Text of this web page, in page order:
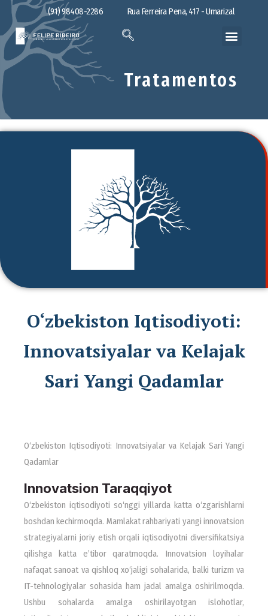
(91) 98408-2286 Rua Ferreira Pena, 417 - Umarizal
Tratamentos
O‘zbekiston Iqtisodiyoti:
Innovatsiyalar va Kelajak
Sari Yangi Qadamlar
O‘zbekiston Iqtisodiyoti: Innovatsiyalar va Kelajak Sari Yangi
Qadamlar
Innovatsion Taraqqiyot
O‘zbekiston iqtisodiyoti so‘nggi yillarda katta o‘zgarishlarni
boshdan kechirmoqda. Mamlakat rahbariyati yangi innovatsion
strategiyalarni joriy etish orqali iqtisodiyotni diversifikatsiya
qilishga katta e’tibor qaratmoqda. Innovatsion loyihalar
nafaqat sanoat va qishloq xo‘jaligi sohalarida, balki turizm va
IT-tehnologiyalar sohasida ham jadal amalga oshirilmoqda.
Ushbu sohalarda amalga oshirilayotgan islohotlar,